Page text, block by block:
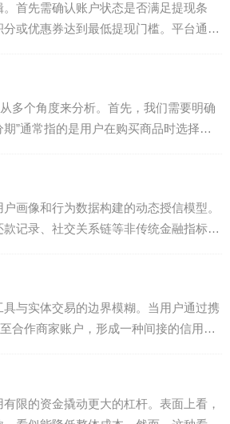
首先需确认账户状态是否满足提现条
或优惠券达到最低提现门槛。平台通常
多个角度来分析。首先，我们需要明确
”通常指的是用户在购买商品时选择的
画像和行为数据构建的动态授信模型。
记录、社交关系链等非传统金融指标。
与实体交易的边界模糊。当用户通过携
合作商家账户，形成一种间接的信用支
限的资金撬动更大的杠杆。表面上看，